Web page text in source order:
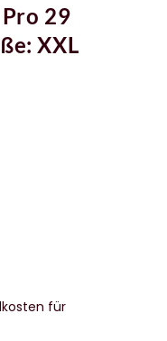
29
XXL
für